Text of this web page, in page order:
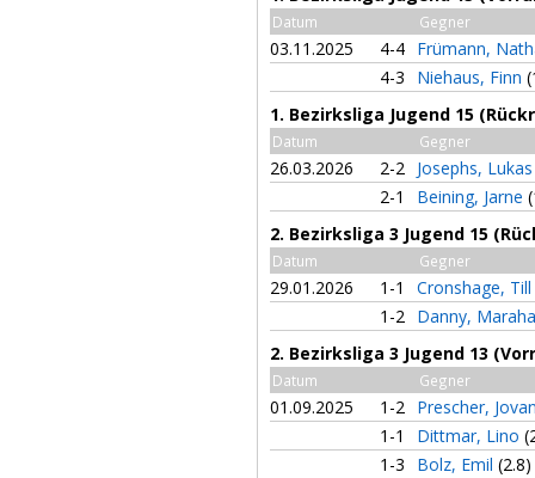
Datum Gegner
03.11.2025 4-4 Frümann,
4-3
Niehaus, Finn
1. Bezirksliga Jugend 15
Datum Gegner
26.03.2026 2-2 Josephs,
2-1
Beining, Jarne
2. Bezirksliga 3 Jugend 15
Datum Gegner
29.01.2026 1-1
Cronshage, Till
1-2 Danny,
2. Bezirksliga 3 Jugend 13
Datum Gegner
01.09.2025 1-2 Prescher,
1-1
Dittmar, Lino
1-3
Bolz, Emil (2.8)